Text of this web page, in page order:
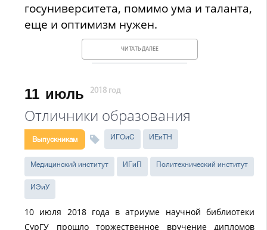
госуниверситета, помимо ума и таланта,
еще и оптимизм нужен.
ЧИТАТЬ ДАЛЕЕ
11 июль 2018 год
Отличники образования
Выпускникам ИГОиС ИЕиТН
Медицинский институт ИГиП Политехнический институт
ИЭиУ
10 июля 2018 года в атриуме научной библиотеки
СурГУ прошло торжественное вручение дипломов